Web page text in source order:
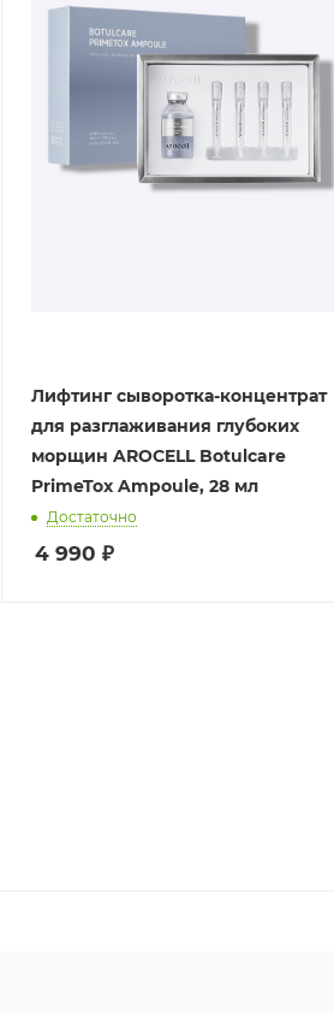
Лифтинг сыворотка-концентрат
для разглаживания глубоких
морщин AROCELL Botulcare
PrimeTox Ampoule, 28 мл
Достаточно
4 990 ₽